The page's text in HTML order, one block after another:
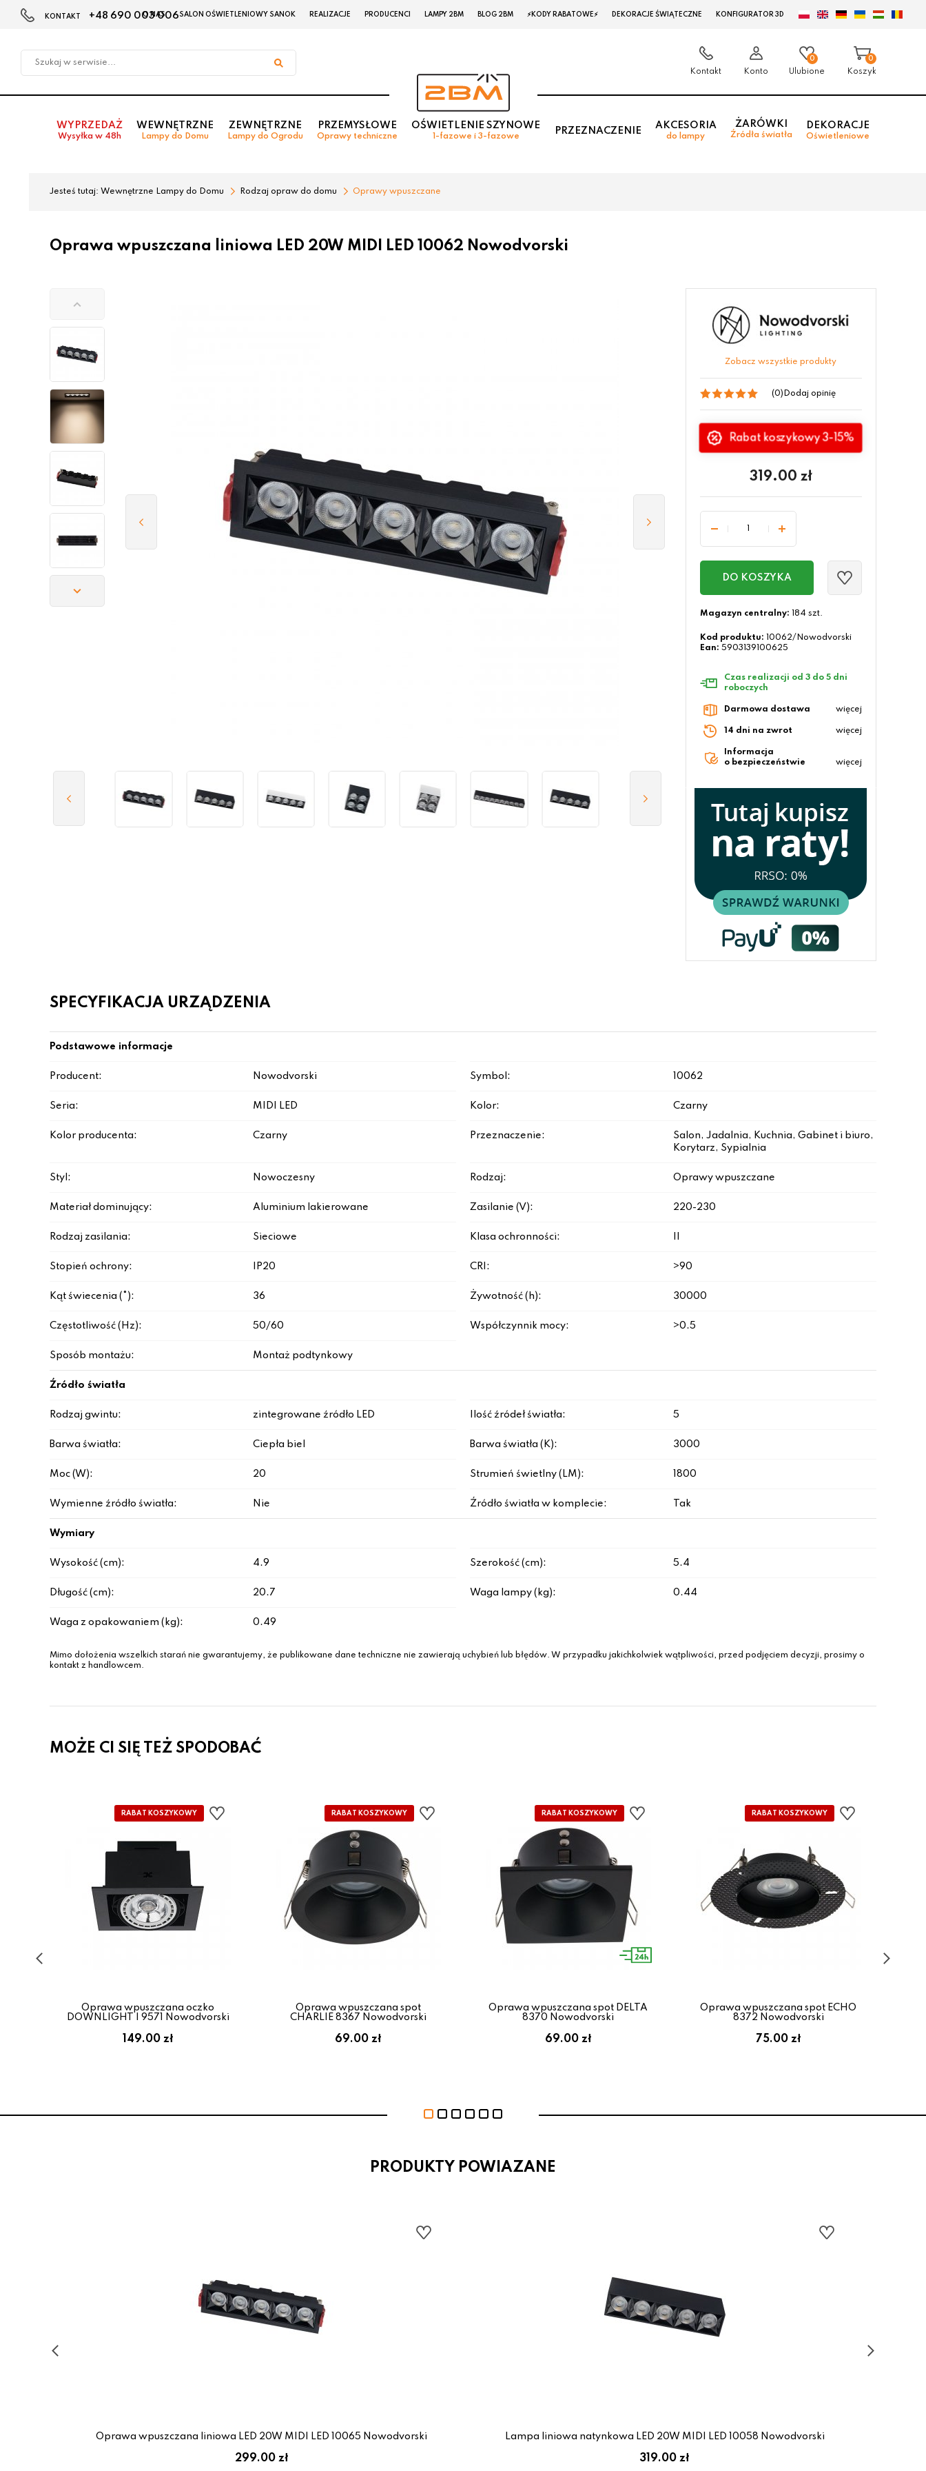
w
KONTAKT +48 690 003 006
O NAS SALON OŚWIETLENIOWY SANOK REALIZACJE PRODUCENCI LAMPY 2BM BLOG 2BM ⚡KODY RABATOWE⚡ DEKORACJE ŚWIĄTECZNE KONFIGURATOR 3D
Kontakt Konto
0
Ulubione
0
Koszyk
WYPRZEDAŻ
Wysyłka w 48h
WEWNĘTRZNE
Lampy do Domu
ZEWNĘTRZNE
Lampy do Ogrodu
PRZEMYSŁOWE
Oprawy techniczne
OŚWIETLENIE SZYNOWE
1-fazowe i 3-fazowe
PRZEZNACZENIE
AKCESORIA
do lampy
ŻARÓWKI
Źródła światła
DEKORACJE
Oświetleniowe
Jesteś tutaj: Wewnętrzne Lampy do Domu Rodzaj opraw do domu Oprawy wpuszczane
Oprawa wpuszczana liniowa LED 20W MIDI LED 10062 Nowodvorski
Zobacz wszystkie produkty
(0) Dodaj opinię
Rabat koszykowy 3-15%
319.00 zł
DO KOSZYKA
Magazyn centralny: 184 szt.
Kod produktu:
10062/Nowodvorski
Ean: 5903139100625
Czas realizacji od 3 do 5 dni
roboczych
Darmowa dostawa więcej
14 dni na zwrot więcej
Informacja
o bezpieczeństwie
więcej
SPECYFIKACJA URZĄDZENIA
Podstawowe informacje
Producent: Nowodvorski Symbol: 10062
Seria: MIDI LED Kolor: Czarny
Kolor producenta: Czarny Przeznaczenie:
Salon, Jadalnia, Kuchnia, Gabinet i biuro,
Korytarz, Sypialnia
Styl: Nowoczesny Rodzaj: Oprawy wpuszczane
Materiał dominujący: Aluminium lakierowane Zasilanie (V): 220-230
Rodzaj zasilania: Sieciowe Klasa ochronności:
Stopień ochrony: IP20 CRI: >90
Kąt świecenia (°): 36 Żywotność (h): 30000
Częstotliwość (Hz): 50/60 Współczynnik mocy: >0.5
Sposób montażu: Montaż podtynkowy
Źródło światła
Rodzaj gwintu: zintegrowane źródło LED Ilość źródeł światła: 5
Barwa światła: Ciepła biel Barwa światła (K): 3000
Moc (W): 20 Strumień świetlny (LM): 1800
Wymienne źródło światła: Nie Źródło światła w komplecie: Tak
Wymiary
Wysokość (cm): 4.9 Szerokość (cm): 5.4
Długość (cm): 20.7 Waga lampy (kg): 0.44
Waga z opakowaniem (kg): 0.49
Mimo dołożenia wszelkich starań nie gwarantujemy, że publikowane dane techniczne nie zawierają uchybień lub błędów. W przypadku jakichkolwiek wątpliwości, przed podjęciem decyzji, prosimy o
kontakt z handlowcem.
MOŻE CI SIĘ TEŻ SPODOBAĆ
Oprawa wpuszczana oczko
DOWNLIGHT I 9571 Nowodvorski
149.00 zł
Oprawa wpuszczana spot
CHARLIE 8367 Nowodvorski
69.00 zł
Oprawa wpuszczana spot DELTA
8370 Nowodvorski
69.00 zł
Oprawa wpuszczana spot ECHO
8372 Nowodvorski
75.00 zł
PRODUKTY POWIAZANE
Oprawa wpuszczana liniowa LED 20W MIDI LED 10065 Nowodvorski
299.00 zł
Lampa liniowa natynkowa LED 20W MIDI LED 10058 Nowodvorski
319.00 zł